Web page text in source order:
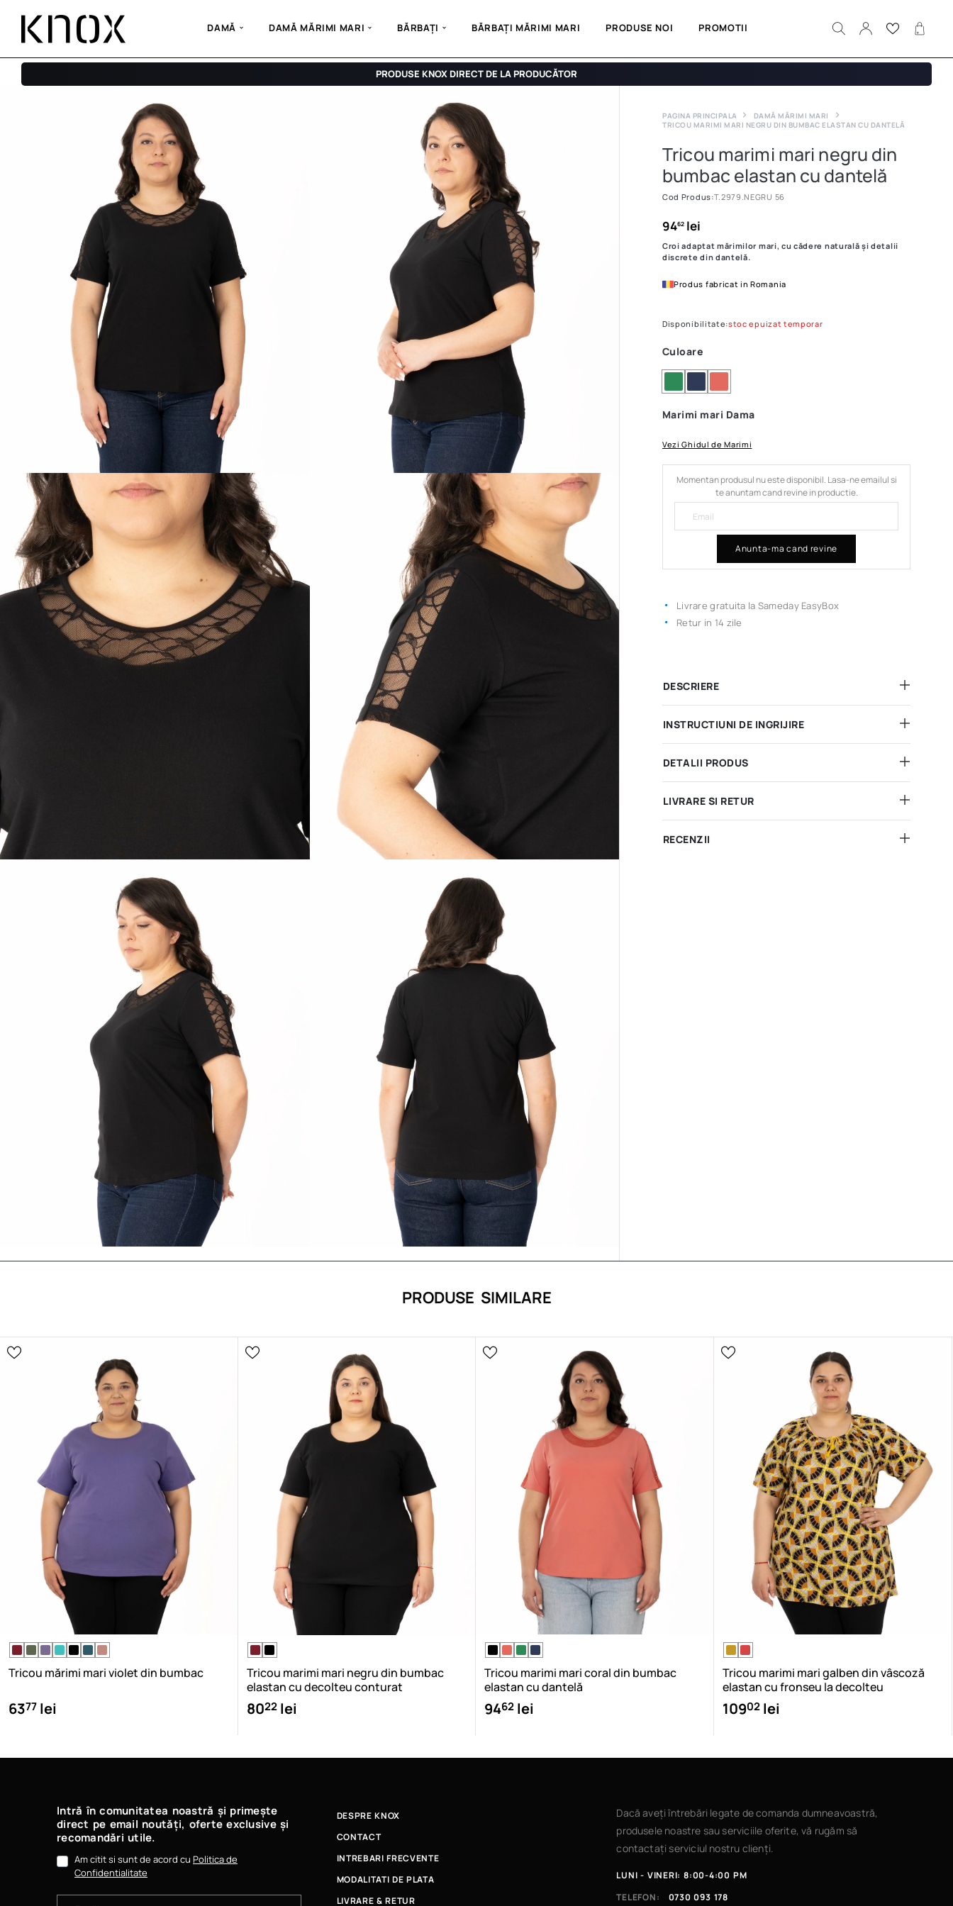
DAMĂ DAMĂ MĂRIMI MARI BĂRBAȚI BĂRBAȚI MĂRIMI MARI PRODUSE NOI PROMOTII
PRODUSE KNOX DIRECT DE LA PRODUCĂTOR
PAGINA PRINCIPALA
DAMĂ MĂRIMI MARI
TRICOU MARIMI MARI NEGRU DIN BUMBAC ELASTAN CU DANTELĂ
Tricou marimi mari negru din
bumbac elastan cu dantelă
Cod Produs:T.2979.NEGRU 56
9462lei
Croi adaptat mărimilor mari, cu cădere naturală și detalii
discrete din dantelă.
Produs fabricat in Romania
Disponibilitate:stoc epuizat temporar
Culoare
Marimi mari Dama
Vezi Ghidul de Marimi
Momentan produsul nu este disponibil. Lasa-ne emailul si
te anuntam cand revine in productie.
Anunta-ma cand revine
Livrare gratuita la Sameday EasyBox
Retur in 14 zile
DESCRIERE
INSTRUCTIUNI DE INGRIJIRE
DETALII PRODUS
LIVRARE SI RETUR
RECENZII
PRODUSE SIMILARE
Tricou mărimi mari violet din bumbac
6377 lei
Tricou marimi mari negru din bumbac
elastan cu decolteu conturat
8022lei
Tricou marimi mari coral din bumbac
elastan cu dantelă
9462 lei
Tricou marimi mari galben din vâscoză
elastan cu fronseu la decolteu
10902 lei
Intră în comunitatea noastră și primește
direct pe email noutăți, oferte exclusive și
recomandări utile.
Am citit si sunt de acord cu Politica de
Confidentialitate
DESPRE KNOX
CONTACT
INTREBARI FRECVENTE
MODALITATI DE PLATA
LIVRARE & RETUR
Dacă aveți întrebări legate de comanda dumneavoastră,
produsele noastre sau serviciile oferite, vă rugăm să
contactați serviciul nostru clienți.
LUNI - VINERI: 8:00-4:00 PM
TELEFON:
0730 093 178